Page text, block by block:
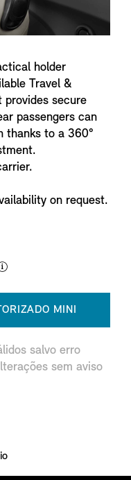
holder
Travel &
provides secure
passengers can
thanks to a 360°
on request.
MINI
salvo erro
sem aviso